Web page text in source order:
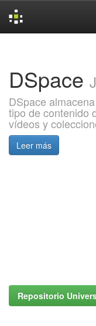
DSpace
DSpace
tipo de contenido
vídeos y
Leer más
Repositorio